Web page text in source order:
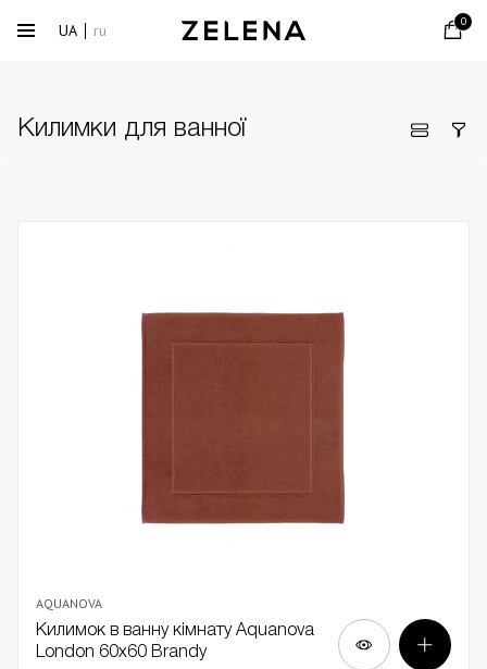
UA ru 0
Килимки для ванної
AQUANOVA
Килимок в ванну кімнату Aquanova
London 60x60 Brandy